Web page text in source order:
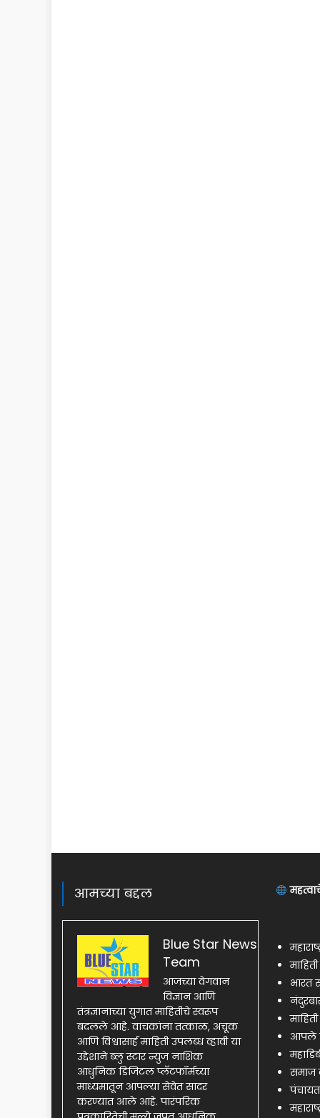
आमच्या बद्दल
Blue Star News
Team
आजच्या वेगवान
विज्ञान आणि
तंत्रज्ञानाच्या युगात माहितीचे स्वरूप
बदलले आहे. वाचकांना तत्काळ, अचूक
आणि विश्वासार्ह माहिती उपलब्ध व्हावी या
उद्देशाने ब्लु स्टार न्युज नाशिक
आधुनिक डिजिटल प्लॅटफॉर्मच्या
माध्यमातून आपल्या सेवेत सादर
करण्यात आले आहे. पारंपरिक
भारत
आपले
समाज